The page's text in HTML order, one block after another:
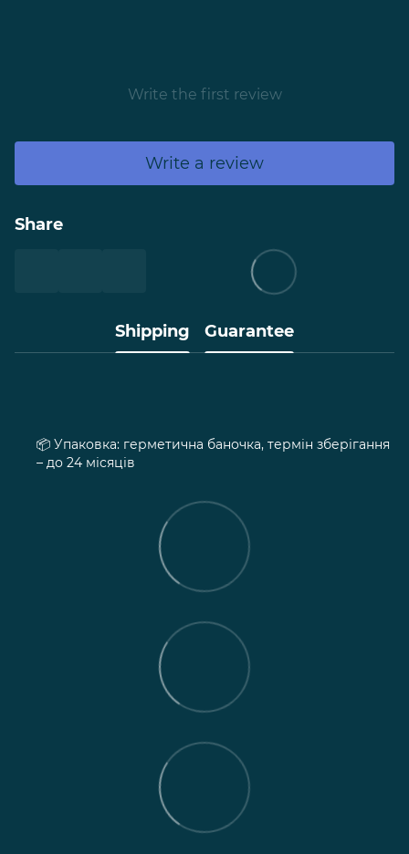
Write the first review
Write a review
Share
Shipping Guarantee
📦 Упаковка: герметична баночка, термін зберігання
– до 24 місяців